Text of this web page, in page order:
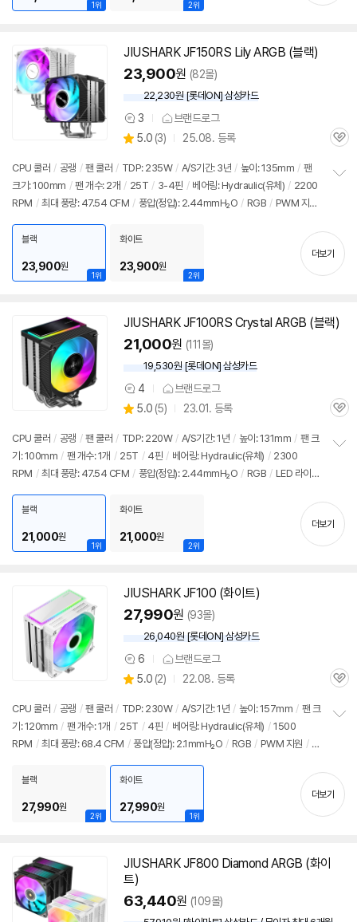
1위 2위
JIUSHARKJF150RS Lily ARGB (블랙)
23,900원 (82몰)
22,230원 [롯데ON] 삼성카드
상
품
견
3 브랜드로그
별
점
5.0 (상
리
뷰
3) 25.08. 등록
관
CPU 쿨러 / 공랭 / 팬 쿨러 / TDP: 235W / A/S기간: 3년 / 높이: 135mm / 팬
크기: 100mm / 팬 개수: 2개 / 25T / 3-4핀 / 베어링: Hydraulic(유체) / 2200
RPM / 최대 풍량: 47.54 CFM / 풍압(정압): 2.44mmH₂O / RGB / PWM 지
기
1위
블랙
23,900원
2위
화이트
23,900원
더보기
JIUSHARKJF100RS Crystal ARGB (블랙)
21,000원 (111몰)
19,530원 [롯데ON] 삼성카드
상
품
견
4 브랜드로그
별
점
5.0 (상
리
뷰
5) 23.01. 등록
관
CPU 쿨러 / 공랭 / 팬 쿨러 / TDP: 220W / A/S기간: 1년 / 높이: 131mm / 팬 크
기: 100mm / 팬 개수: 1개 / 25T / 4핀 / 베어링: Hydraulic(유체) / 2300
RPM / 최대 풍량: 47.54 CFM / 풍압(정압): 2.44mmH₂O / RGB / LED 라이
기
1위
블랙
21,000원
2위
화이트
21,000원
더보기
JIUSHARKJF100 (화이트)
27,990원 (93몰)
26,040원 [롯데ON] 삼성카드
상
품
견
6 브랜드로그
별
점
5.0 (상
리
뷰
2) 22.08. 등록
관
CPU 쿨러 / 공랭 / 팬 쿨러 / TDP: 230W / A/S기간: 1년 / 높이: 157mm / 팬 크
기: 120mm / 팬 개수: 1개 / 25T / 4핀 / 베어링: Hydraulic(유체) / 1500
RPM / 최대 풍량: 68.4 CFM / 풍압(정압): 2.1mmH₂O / RGB / PWM 지원 / L
기
2위
블랙
27,990원
1위
화이트
27,990원
더보기
JIUSHARKJF800 Diamond ARGB (화이
트)
63,440원 (109몰)